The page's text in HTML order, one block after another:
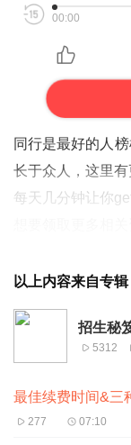
00:00
同行是最好的人
长于众人
，这里
每天几分钟让你
以上内容来自专辑
招生秘
5312
最佳续费时间&三
277 07:10